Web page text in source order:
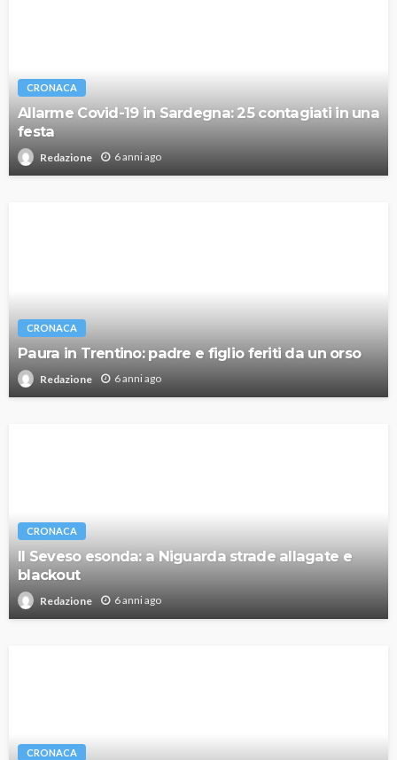
CRONACA
Allarme Covid-19 in Sardegna: 25 contagiati in una
festa
Redazione 6 anni ago
CRONACA
Paura in Trentino: padre e figlio feriti da un orso
Redazione 6 anni ago
CRONACA
Il Seveso esonda: a Niguarda strade allagate e
blackout
Redazione 6 anni ago
CRONACA